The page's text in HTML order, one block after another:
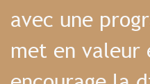
avec une
met en valeur